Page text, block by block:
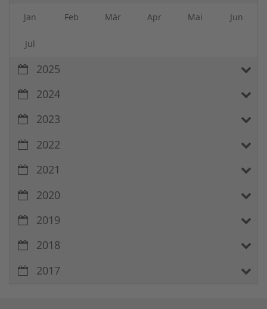
Jan Feb Mär Apr Mai Jun
Jul
2025
2024
2023
2022
2021
2020
2019
2018
2017